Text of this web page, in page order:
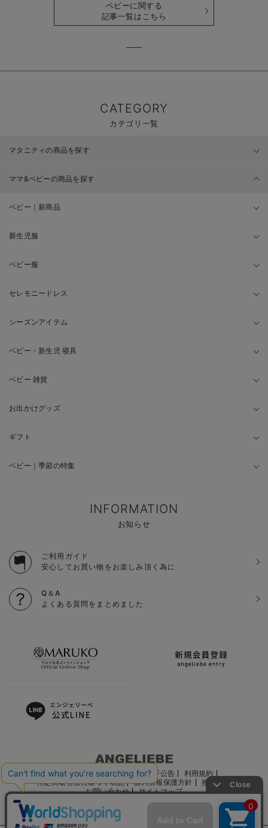
ベビーに関する
記事一覧はこちら
CATEGORY
カテゴリ一覧
マタニティの商品を探す
ママ&ベビーの商品を探す
ベビー｜新商品
新生児服
ベビー服
セレモニードレス
シーズンアイテム
ベビー・新生児 寝具
ベビー 雑貨
お出かけグッズ
ギフト
ベビー｜季節の特集
INFORMATION
お知らせ
ご利用ガイド
安心してお買い物をお楽しみ頂く為に
Q＆A
よくある質問をまとめました
ご利用ガイド 会社概要 電子公告
利用規約
特定商取引法に基づく表記
個人情報保護方針
推奨環境
お問い合わせ
サイトマップ